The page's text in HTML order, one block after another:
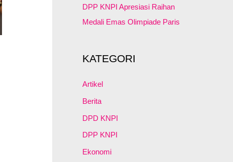
DPP KNPI Apresiasi Raihan
Medali Emas Olimpiade Paris
KATEGORI
Artikel
Berita
DPD KNPI
DPP KNPI
Ekonomi